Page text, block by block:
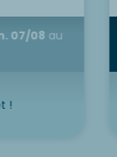
07/08 au
!